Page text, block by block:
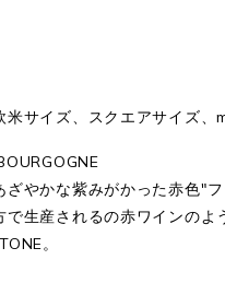
米サイズ、スクエアサイズ、
ざやかな紫みがかった赤色"
で生産されるの赤ワインの
。